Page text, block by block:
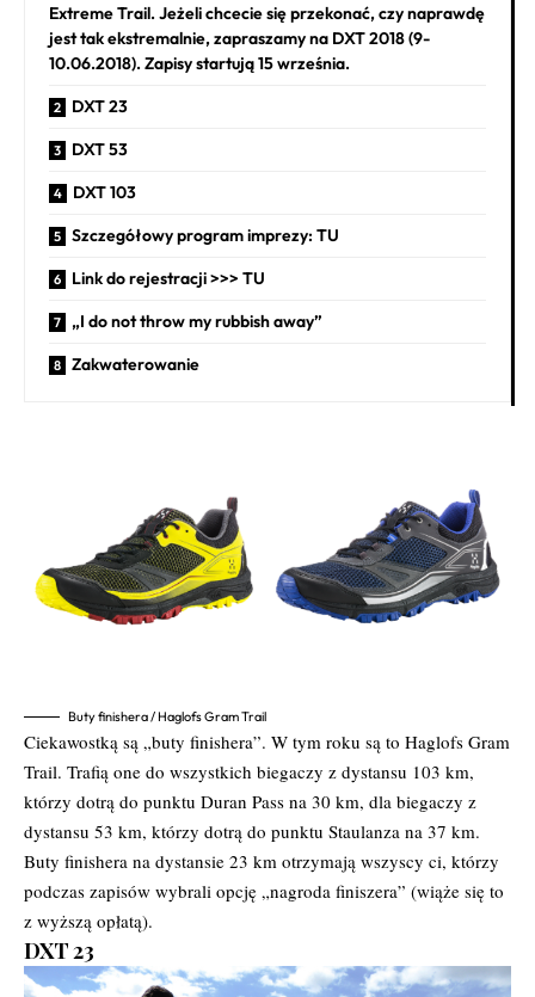
Extreme Trail. Jeżeli chcecie się przekonać, czy naprawdę
jest tak ekstremalnie, zapraszamy na DXT 2018 (9-
10.06.2018). Zapisy startują 15 września.
DXT 23
DXT 53
DXT 103
Szczegółowy program imprezy: TU
Link do rejestracji >>> TU
„I do not throw my rubbish away”
Zakwaterowanie
Buty finishera / Haglofs Gram Trail
Ciekawostką są „buty finishera”. W tym roku są to Haglofs Gram
Trail. Trafią one do wszystkich biegaczy z dystansu 103 km,
którzy dotrą do punktu Duran Pass na 30 km, dla biegaczy z
dystansu 53 km, którzy dotrą do punktu Staulanza na 37 km.
Buty finishera na dystansie 23 km otrzymają wszyscy ci, którzy
podczas zapisów wybrali opcję „nagroda finiszera” (wiąże się to
z wyższą opłatą).
DXT 23